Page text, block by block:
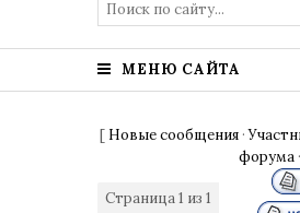
МЕНЮ САЙТА
[ Новые сообщения ·
форума ·
Страница1 из 1